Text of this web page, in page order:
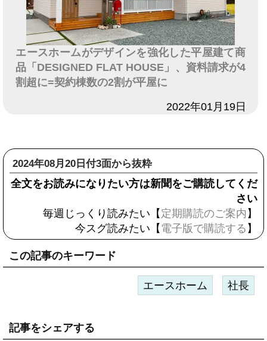
エースホームがデザインを強化した平屋建て商
品「DESIGNED FLAT HOUSE」、資料請求が4
割超に=契約棟数の2割が平屋に
2022年01月19日
2024年08月20日付3面から抜粋
全文をお読みになりたい方は新聞をご購読してくだ
さい
毎週じっくり読みたい【 定期購読のご案内 】
今スグ読みたい【 電子版で購読する 】
この記事のキーワード
エースホーム 社長
記事をシェアする